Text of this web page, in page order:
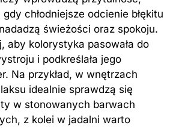
chłodniejsze odcienie błękitu
świeżości oraz spokoju.
aby kolorystyka pasowała do
i podkreślała jego
Na przykład, w wnętrzach
idealnie sprawdzą się
w stonowanych barwach
z kolei w jadalni warto